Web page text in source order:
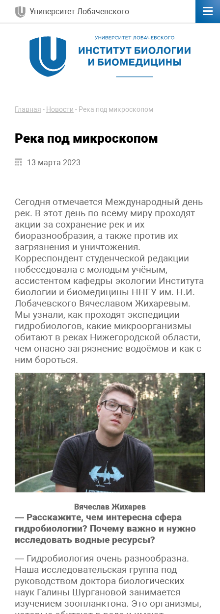
Университет Лобачевского
Главная - Новости - Река под микроскопом
Река под микроскопом
13 марта 2023
Сегодня отмечается Международный день
рек. В этот день по всему миру проходят
акции за сохранение рек и их
биоразнообразия, а также против их
загрязнения и уничтожения.
Корреспондент студенческой редакции
побеседовала с молодым учёным,
ассистентом кафедры экологии Института
биологии и биомедицины ННГУ им. Н.И.
Лобачевского Вячеславом Жихаревым.
Мы узнали, как проходят экспедиции
гидробиологов, какие микроорганизмы
обитают в реках Нижегородской области,
чем опасно загрязнение водоёмов и как с
ним бороться.
Вячеслав Жихарев
— Расскажите, чем интересна сфера
гидробиологии? Почему важно и нужно
исследовать водные ресурсы?
— Гидробиология очень разнообразна.
Наша исследовательская группа под
руководством доктора биологических
наук Галины Шургановой занимается
изучением зоопланктона. Это организмы,